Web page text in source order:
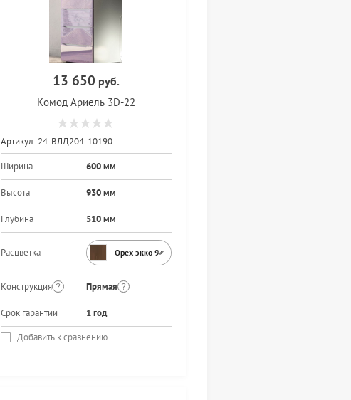
13 650 руб.
Комод Ариель 3D-22
Артикул:24-ВЛД204-10190
Ширина 600 мм
Высота 930 мм
Глубина 510 мм
Расцветка Орех экко 9459PR
Конструкция Прямая
Срок гарантии
1 год
Добавить к сравнению